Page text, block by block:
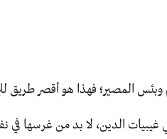
المصير؛ فهذا هو أقصر طريق
غيبيات الدين، لا بد من غرسها